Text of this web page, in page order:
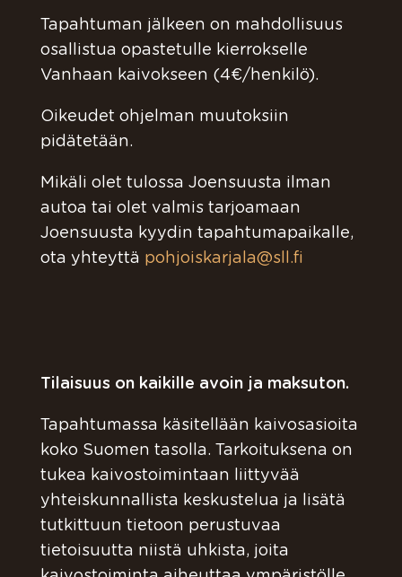
Tapahtuman jälkeen on mahdollisuus
osallistua opastetulle kierrokselle
Vanhaan kaivokseen (4€/henkilö).
Oikeudet ohjelman muutoksiin
pidätetään.
Mikäli olet tulossa Joensuusta ilman
autoa tai olet valmis tarjoamaan
Joensuusta kyydin tapahtumapaikalle,
ota yhteyttä pohjoiskarjala@sll.fi
Tilaisuus on kaikille avoin ja maksuton.
Tapahtumassa käsitellään kaivosasioita
koko Suomen tasolla. Tarkoituksena on
tukea kaivostoimintaan liittyvää
yhteiskunnallista keskustelua ja lisätä
tutkittuun tietoon perustuvaa
tietoisuutta niistä uhkista, joita